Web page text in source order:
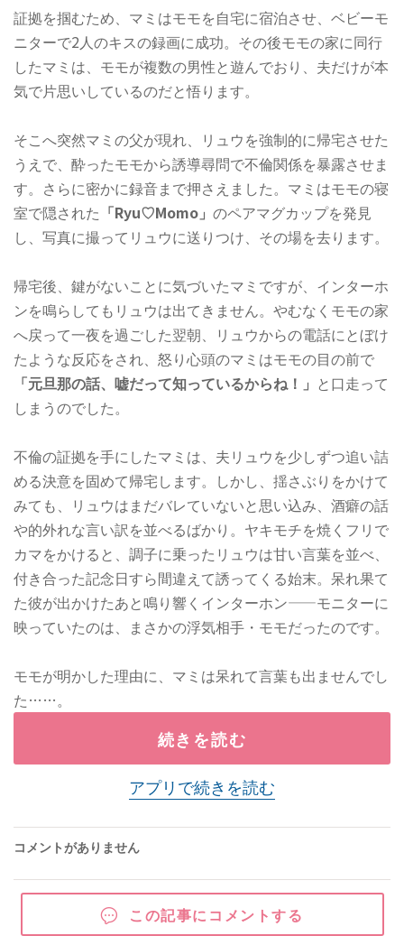
証拠を掴むため、マミはモモを自宅に宿泊させ、ベビーモ
ニターで2人のキスの録画に成功。その後モモの家に同行
したマミは、モモが複数の男性と遊んでおり、夫だけが本
気で片思いしているのだと悟ります。
そこへ突然マミの父が現れ、リュウを強制的に帰宅させた
うえで、酔ったモモから誘導尋問で不倫関係を暴露させま
す。さらに密かに録音まで押さえました。マミはモモの寝
室で隠された 「Ryu♡Momo」 のペアマグカップを発見
し、写真に撮ってリュウに送りつけ、その場を去ります。
帰宅後、鍵がないことに気づいたマミですが、インターホ
ンを鳴らしてもリュウは出てきません。やむなくモモの家
へ戻って一夜を過ごした翌朝、リュウからの電話にとぼけ
たような反応をされ、怒り心頭のマミはモモの目の前で
「元旦那の話、嘘だって知っているからね！」 と口走って
しまうのでした。
不倫の証拠を手にしたマミは、夫リュウを少しずつ追い詰
める決意を固めて帰宅します。しかし、揺さぶりをかけて
みても、リュウはまだバレていないと思い込み、酒癖の話
や的外れな言い訳を並べるばかり。ヤキモチを焼くフリで
カマをかけると、調子に乗ったリュウは甘い言葉を並べ、
付き合った記念日すら間違えて誘ってくる始末。呆れ果て
た彼が出かけたあと鳴り響くインターホン——モニターに
映っていたのは、まさかの浮気相手・モモだったのです。
モモが明かした理由に、マミは呆れて言葉も出ませんでし
た……。
続きを読む
アプリで続きを読む
コメントがありません
この記事にコメントする